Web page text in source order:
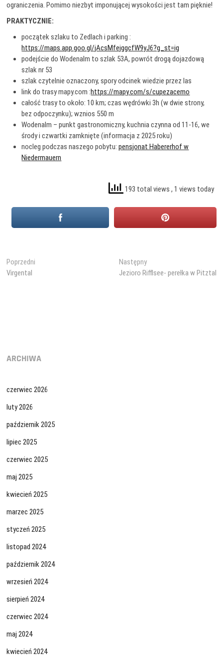
ograniczenia. Pomimo niezbyt imponującej wysokości jest tam pięknie!
PRAKTYCZNIE:
początek szlaku to Zedlach i parking :
https://maps.app.goo.gl/jAcsMfejggcfW9yJ6?g_st=ig
podejście do Wodenalm to szlak 53A, powrót drogą dojazdową
szlak nr 53
szlak czytelnie oznaczony, spory odcinek wiedzie przez las
link do trasy mapy.com :https://mapy.com/s/cupezacemo
całość trasy to około: 10 km; czas wędrówki 3h (w dwie strony,
bez odpoczynku); wznios 550 m
Wodenalm – punkt gastronomiczny, kuchnia czynna od 11-16, we
środy i czwartki zamknięte (informacja z 2025 roku)
nocleg podczas naszego pobytu:pensjonat Habererhof w
Niedermauern
193 total views , 1 views today
Nawigacja
wpisu
Poprzedni
Virgental
NastępnyNastępny
wpis:
Jezioro Rifflsee- perełka w Pitztal
ARCHIWA
czerwiec 2026
luty 2026
październik 2025
lipiec 2025
czerwiec 2025
maj 2025
kwiecień 2025
marzec 2025
styczeń 2025
listopad 2024
październik 2024
wrzesień 2024
sierpień 2024
czerwiec 2024
maj 2024
kwiecień 2024